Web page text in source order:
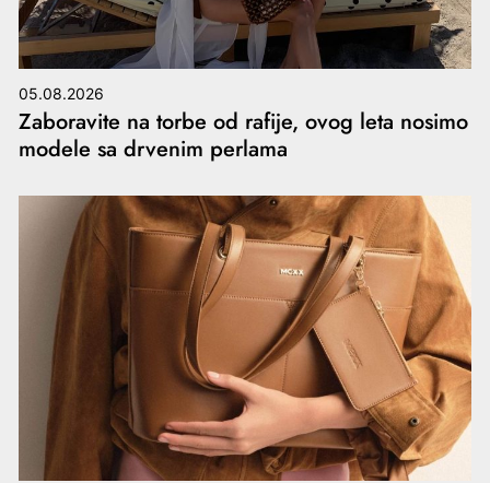
05.08.2026
Zaboravite na torbe od rafije, ovog leta nosimo
modele sa drvenim perlama